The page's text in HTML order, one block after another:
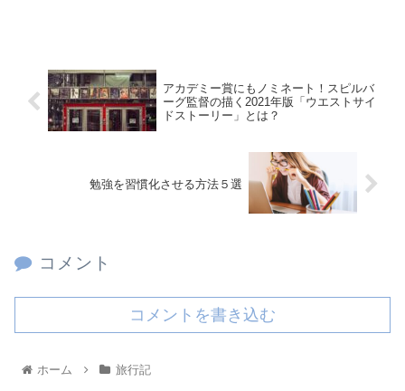
アカデミー賞にもノミネート！スピルバ
ーグ監督の描く2021年版「ウエストサイ
ドストーリー」とは？
勉強を習慣化させる方法５選
コメント
コメントを書き込む
ホーム 旅行記